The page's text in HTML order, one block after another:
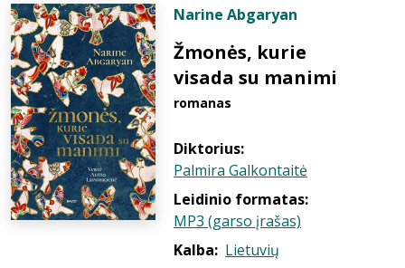
Narine Abgaryan
Žmonės, kurie
visada su manimi
romanas
Diktorius:
Palmira Galkontaitė
Leidinio formatas:
MP3 (garso įrašas)
Kalba: Lietuvių